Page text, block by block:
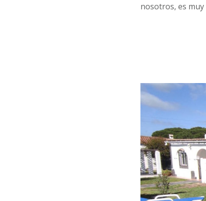
nosotros, es